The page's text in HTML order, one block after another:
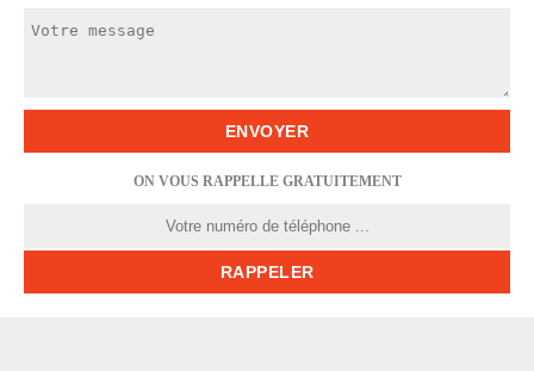
ON VOUS RAPPELLE GRATUITEMENT